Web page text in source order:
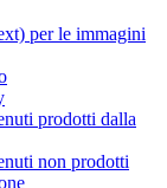
per le immagini
prodotti dalla
non prodotti